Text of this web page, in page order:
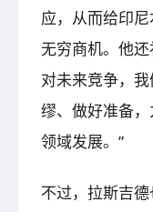
应，从而给印
无穷商机。他还
对未来竞争，
缪、做好准备
领域发展。”
不过，拉斯吉